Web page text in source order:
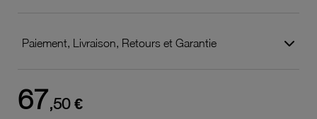
Paiement, Livraison, Retours et Garantie
67,50 €